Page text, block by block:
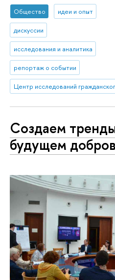
Общество идеи и опыт
дискуссии
исследования и аналитика
репортаж о событии
Создаем
будущем